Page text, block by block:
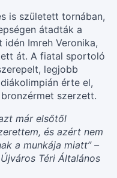
is született tornában,
átadták a
Imreh Veronika,
át. A fiatal sportoló
legjobb
érte el,
szerzett.
már elsőtől
és azért nem
a munkája miatt” –
Téri Általános